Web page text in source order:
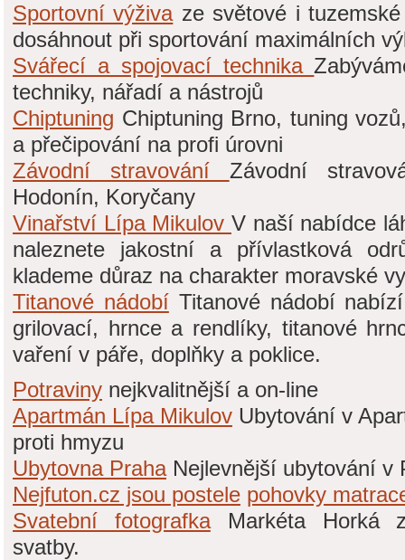
Sportovní výživaze světové i tuzemské
dosáhnout při sportování maximálních
Svářecí a spojovací technika
techniky, nářadí a nástrojů
Chiptuning Chiptuning Brno, tuning
a přečipování na profi úrovni
Závodní stravování Závodní
Hodonín, Koryčany
Vinařství Lípa Mikulov V naší nabídce
naleznete jakostní a přívlastková
klademe důraz na charakter moravské
Titanové nádobíTitanové nádobí
grilovací, hrnce a rendlíky, titanové
vaření v páře, doplňky a poklice.
Potraviny nejkvalitnější a on-line
Apartmán Lípa Mikulov Ubytování v
proti hmyzu
Ubytovna PrahaNejlevnější ubytování v
Nejfuton.cz jsou postele pohovky
Svatební fotografkaMarkéta Horká
svatby.